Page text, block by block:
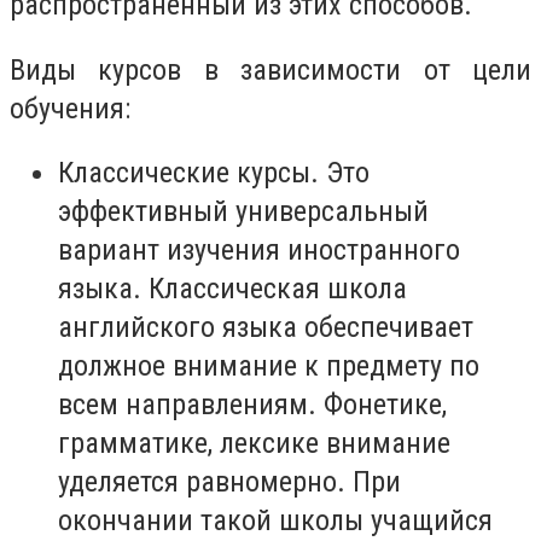
Виды курсов в зависимости от цели
обучения:
Классические курсы. Это
эффективный универсальный
вариант изучения иностранного
языка. Классическая школа
английского языка обеспечивает
должное внимание к предмету по
всем направлениям. Фонетике,
грамматике, лексике внимание
уделяется равномерно. При
окончании такой школы учащийся